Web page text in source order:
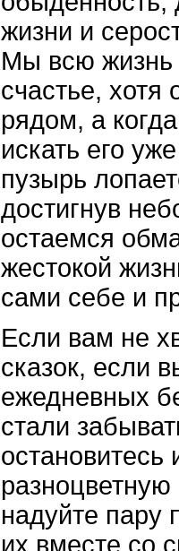
жизни и
Мы всю жизнь
счастье, хотя
рядом, а
искать его
пузырь
достигнув
остаемся
жестокой
сами себе и
Если вам не
сказок, если
ежедневных
стали
остановитесь
разноцветную
надуйте пару
их вместе со